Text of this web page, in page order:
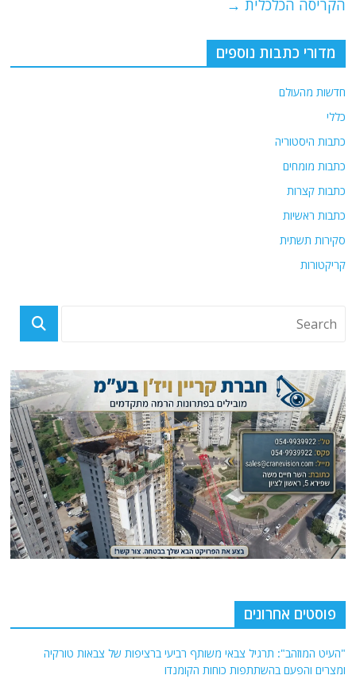
הקריסה הכלכלית →
מדורי כתבות נוספים
חדשות מהעולם
כללי
כתבות היסטוריה
כתבות מומחים
כתבות קצרות
כתבות ראשיות
סקירות תשתית
קריקטורות
פוסטים אחרונים
"העיט המוזהב": תרגיל צבאי משותף רביעי ברציפות של צבאות טורקיה
ומצרים והפעם בהשתתפות כוחות הקומנדו